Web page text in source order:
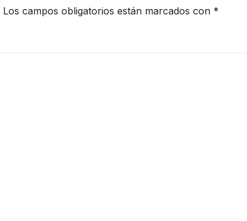
Los campos obligatorios están marcados con *